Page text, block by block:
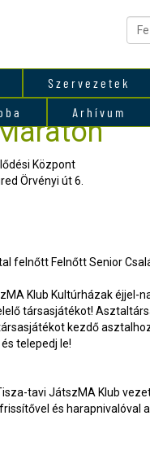
Szervezetek
Arhívum
Központ
Örvényi út 6.
felnőtt Felnőtt Senior
Klub Kultúrházak éjjel-
társasjátékot!
kezdő
telepedj le!
tavi JátszMA Klub
és harapnivalóval a